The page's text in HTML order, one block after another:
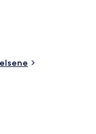
et
Mange skryter av